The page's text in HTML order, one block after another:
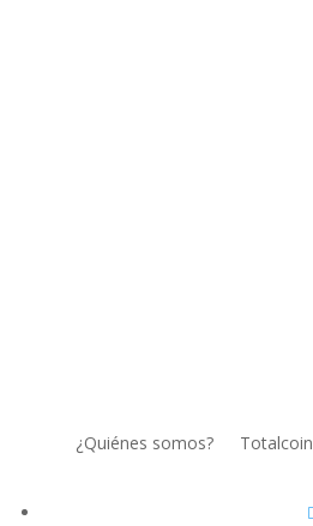
¿Quiénes somos? Totalcoin